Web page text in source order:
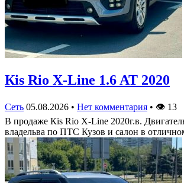
Кis Rio X-Line 1.6 AT 2020
Сеть 05.08.2026 • Нет комментария • 👁 13
В продаже Кis Rio X-Line 2020г.в.
владельва по ПТС Кузов и салон в